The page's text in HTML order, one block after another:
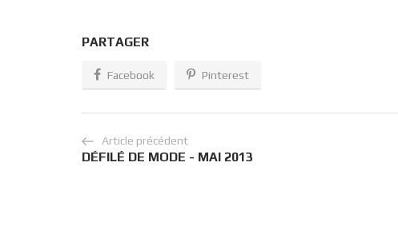
PARTAGER
Facebook Pinterest
Article précédent
DÉFILÉ DE MODE - MAI 2013